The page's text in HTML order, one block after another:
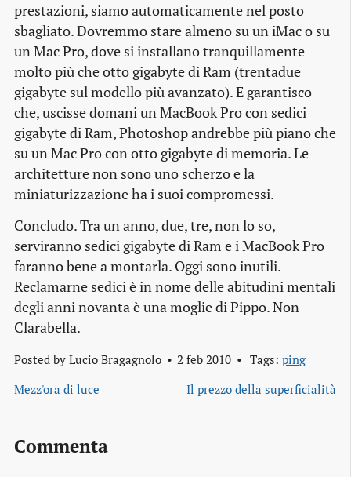
prestazioni, siamo automaticamente nel posto
sbagliato. Dovremmo stare almeno su un iMac o su
un Mac Pro, dove si installano tranquillamente
molto più che otto gigabyte di Ram (trentadue
gigabyte sul modello più avanzato). E garantisco
che, uscisse domani un MacBook Pro con sedici
gigabyte di Ram, Photoshop andrebbe più piano che
su un Mac Pro con otto gigabyte di memoria. Le
architetture non sono uno scherzo e la
miniaturizzazione ha i suoi compromessi.
Concludo. Tra un anno, due, tre, non lo so,
serviranno sedici gigabyte di Ram e i MacBook Pro
faranno bene a montarla. Oggi sono inutili.
Reclamarne sedici è in nome delle abitudini mentali
degli anni novanta è una moglie di Pippo. Non
Clarabella.
Posted by Lucio Bragagnolo 2 feb 2010 Tags: ping
Mezz'ora di luce
Il prezzo della superficialità
Commenta